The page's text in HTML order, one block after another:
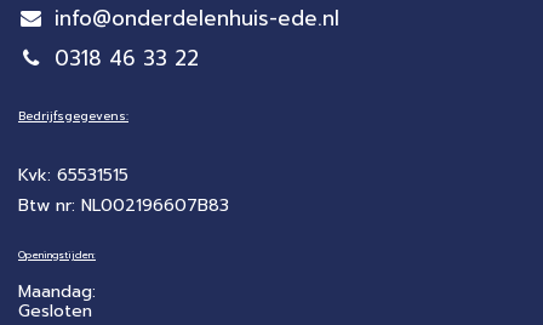
info@onderdelenhuis-ede.nl
0318 46 33 22
Bedrijfsgegevens:
Kvk: 65531515
Btw nr: NL002196607B83
Openingstijden:
Maandag:
Gesloten